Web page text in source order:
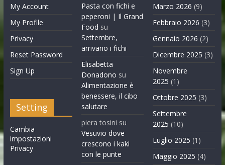
My Account
My Profile
Privacy
Reset Password
Sign Up
Setting
Cambia
impostazioni
Privacy
Pasta con fichi e
peperoni | Il Grand
Food su
Settembre,
arrivano i fichi
Elisabetta
Donadono su
Alimentazione è
benessere, il cibo
salutare
piera tosini su
Vesuvio dove
crescono i kaki
con le punte
Marzo 2026 (9)
Febbraio 2026 (3)
Gennaio 2026 (2)
Dicembre 2025 (3)
Novembre
2025 (1)
Ottobre 2025 (3)
Settembre
2025 (10)
Luglio 2025 (1)
Maggio 2025 (4)